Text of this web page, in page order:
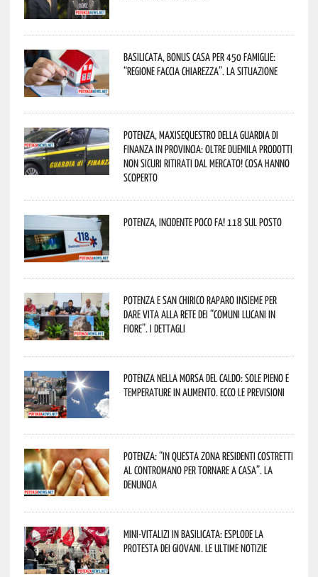
Basilicata, Bonus casa per 450 famiglie:
“Regione faccia chiarezza”. La situazione
Potenza, maxisequestro della Guardia di
Finanza in provincia: oltre duemila prodotti
non sicuri ritirati dal mercato! Cosa hanno
scoperto
Potenza, incidente poco fa! 118 sul posto
Potenza e San Chirico Raparo insieme per
dare vita alla rete dei “Comuni Lucani in
Fiore”. I dettagli
Potenza nella morsa del caldo: sole pieno e
temperature in aumento. Ecco le previsioni
Potenza: “In questa zona residenti costretti
al contromano per tornare a casa”. La
denuncia
Mini-vitalizi in Basilicata: esplode la
protesta dei giovani. Le ultime notizie